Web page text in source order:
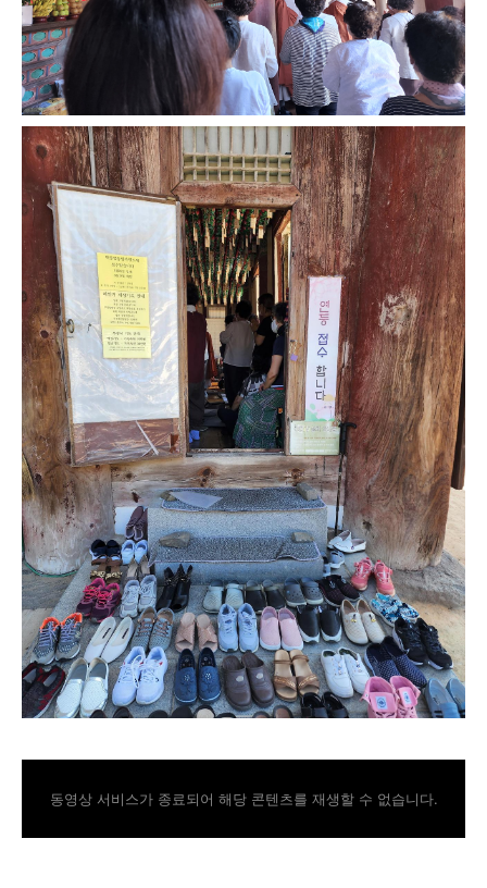
동영상 서비스가 종료되어 해당 콘텐츠를 재생할 수 없습니다.